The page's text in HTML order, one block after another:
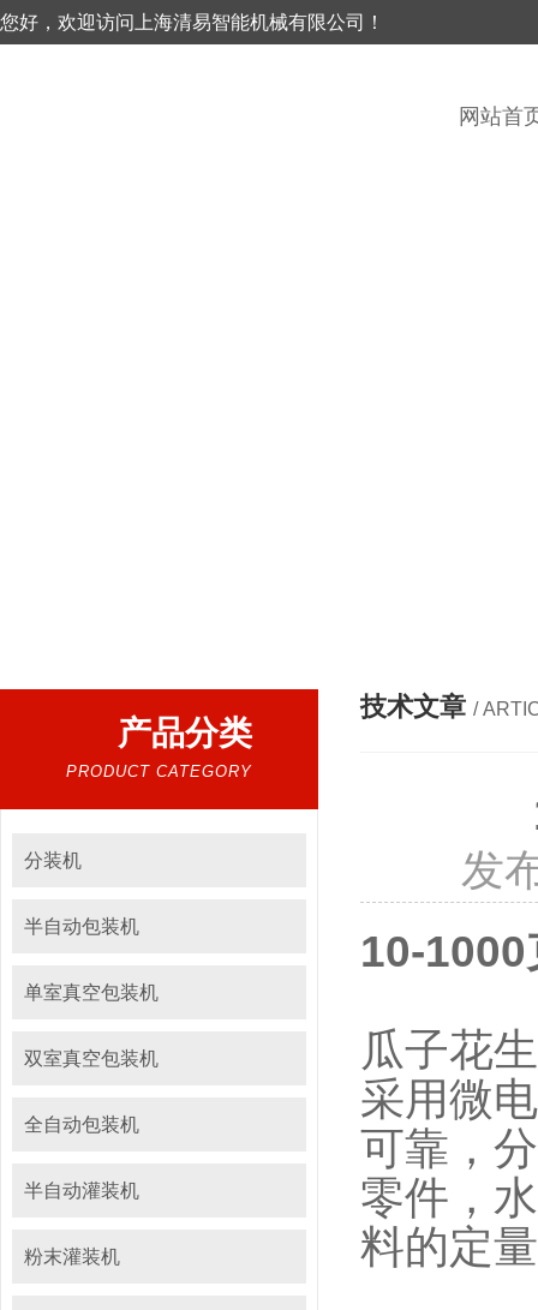
您好，欢迎访问上海清易智能机械有限公司！
网站首
产品分类
PRODUCT CATEGORY
分装机
半自动包装机
单室真空包装机
双室真空包装机
全自动包装机
半自动灌装机
粉末灌装机
技术文章 /
发
10-
瓜子花生
采用微
可靠，
零件，
料的定